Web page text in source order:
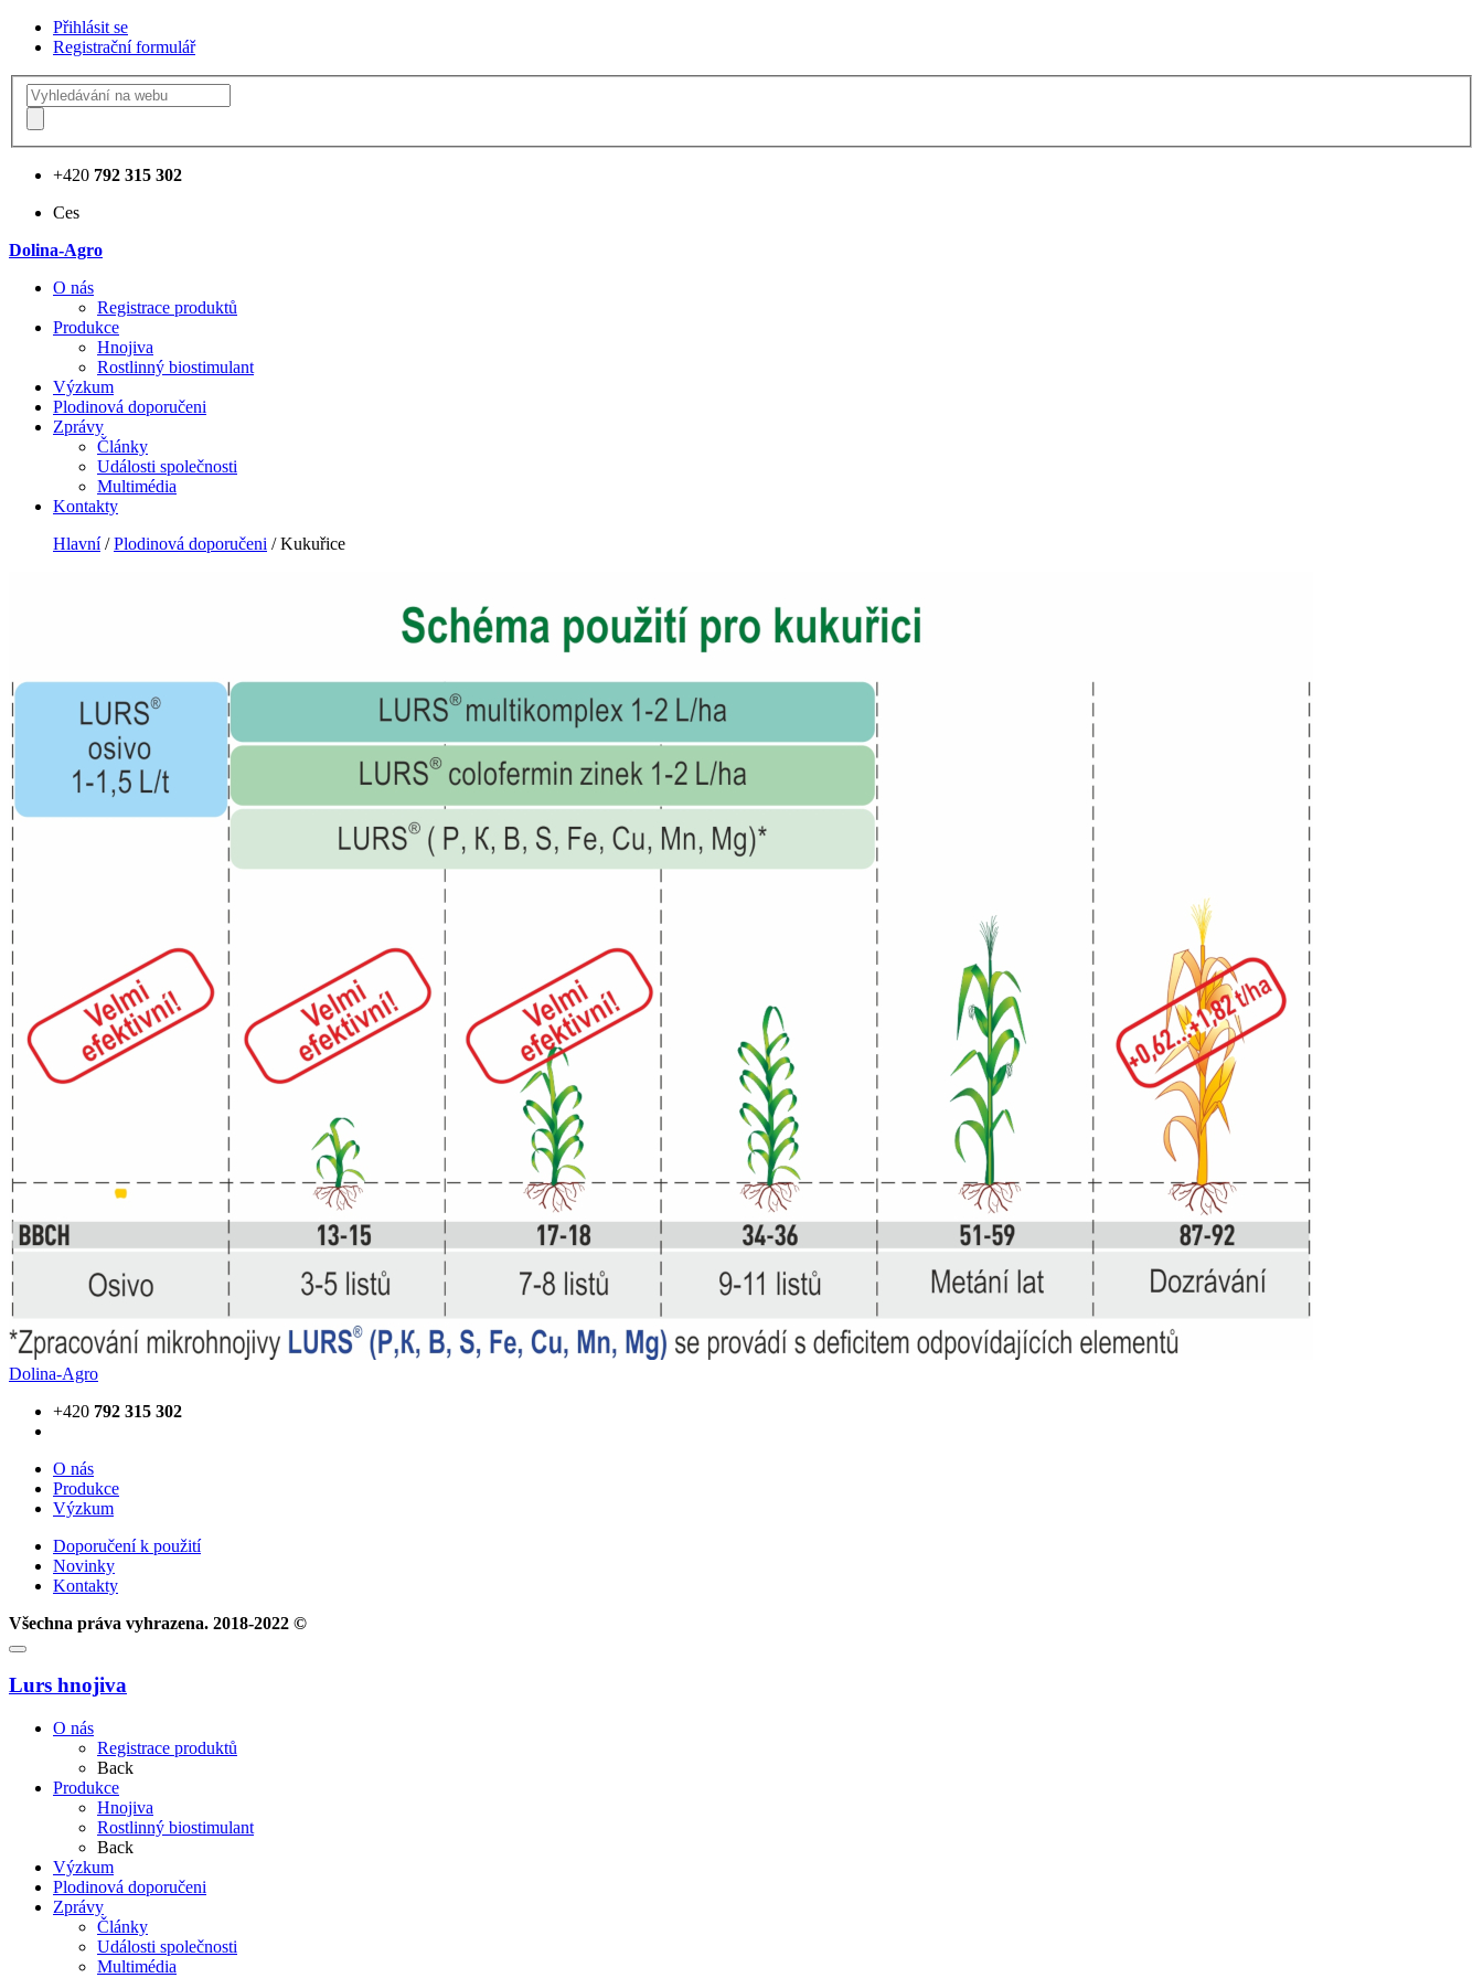
Přihlásit se
Registrační formulář
+420 792 315 302
Ces
Dolina-Agro
О nás
Registrace produktů
Produkce
Hnojiva
Rostlinný biostimulant
Výzkum
Plodinová doporučeni
Zprávy
Články
Události společnosti
Multimédia
Kontakty
Hlavní/Plodinová doporučeni / Kukuřice
Dolina-Agro
+420 792 315 302
О nás
Produkce
Výzkum
Doporučení k použití
Novinky
Kontakty
Všechna práva vyhrazena. 2018-2022 ©
Lurs hnojiva
О nás
Registrace produktů
Back
Produkce
Hnojiva
Rostlinný biostimulant
Back
Výzkum
Plodinová doporučeni
Zprávy
Články
Události společnosti
Multimédia